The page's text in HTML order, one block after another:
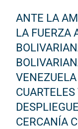
ANTE LA
LA FUERZA
CERCANÍA